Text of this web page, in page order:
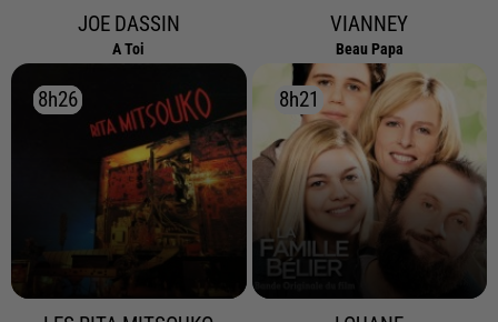
JOE DASSIN
A Toi
VIANNEY
Beau Papa
8h26
8h26 8h21
8h21